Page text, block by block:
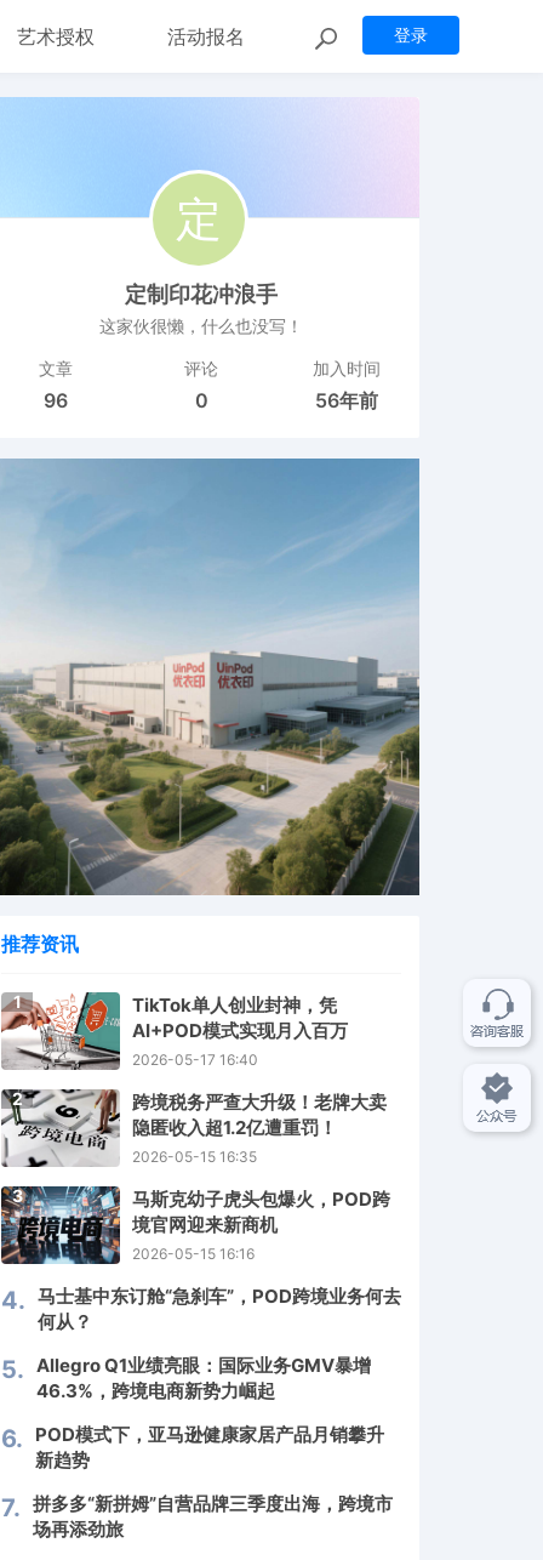
登录
艺术授权 活动报名
定制印花冲浪手
这家伙很懒，什么也没写！
文章
96
评论
0
加入时间
56年前
推荐资讯
1
TikTok单人创业封神，凭
AI+POD模式实现月入百万
2026-05-17 16:40
2
跨境税务严查大升级！老牌大卖
隐匿收入超1.2亿遭重罚！
2026-05-15 16:35
3
马斯克幼子虎头包爆火，POD跨
境官网迎来新商机
2026-05-15 16:16
4. 马士基中东订舱“急刹车”，POD跨境业务何去
何从？
5. Allegro Q1业绩亮眼：国际业务GMV暴增
46.3%，跨境电商新势力崛起
6.
POD模式下，亚马逊健康家居产品月销攀升
新趋势
7. 拼多多“新拼姆”自营品牌三季度出海，跨境市
场再添劲旅